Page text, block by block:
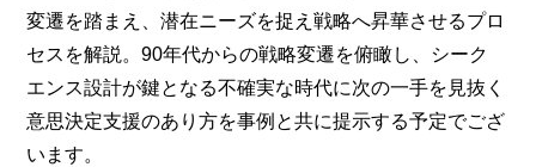
変遷を踏まえ、潜在ニーズを捉え戦略へ昇華させるプロ
セスを解説。90年代からの戦略変遷を俯瞰し、シーク
エンス設計が鍵となる不確実な時代に次の一手を見抜く
意思決定支援のあり方を事例と共に提示する予定でござ
います。